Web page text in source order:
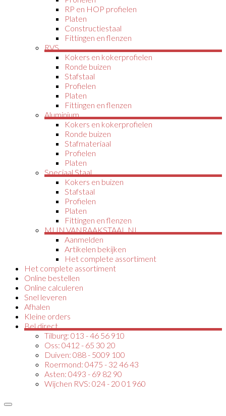
RP en HOP profielen
Platen
Constructiestaal
Fittingen en flenzen
RVS
Kokers en kokerprofielen
Ronde buizen
Stafstaal
Profielen
Platen
Fittingen en flenzen
Aluminium
Kokers en kokerprofielen
Ronde buizen
Stafmateriaal
Profielen
Platen
Speciaal Staal
Kokers en buizen
Stafstaal
Profielen
Platen
Fittingen en flenzen
MIJN.VANRAAKSTAAL.NL
Aanmelden
Artikelen bekijken
Het complete assortiment
Het complete assortiment
Online bestellen
Online calculeren
Snel leveren
Afhalen
Kleine orders
Bel direct
Tilburg: 013 - 46 56 910
Oss: 0412 - 65 30 20
Duiven: 088 - 5009 100
Roermond: 0475 - 32 46 43
Asten: 0493 - 69 82 90
Wijchen RVS: 024 - 20 01 960